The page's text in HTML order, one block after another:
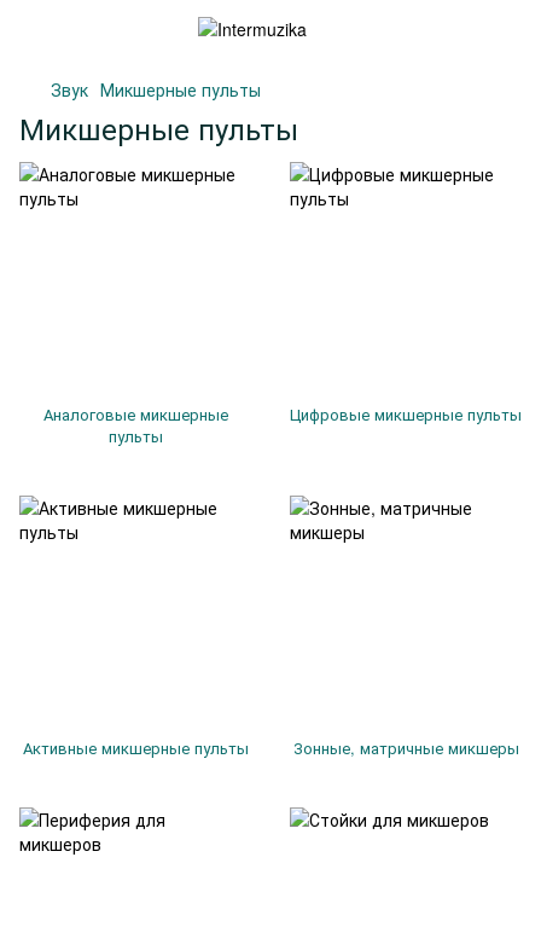
Звук Микшерные пульты
Микшерные пульты
Аналоговые микшерные
пульты
Цифровые микшерные пульты
Активные микшерные пульты Зонные, матричные микшеры